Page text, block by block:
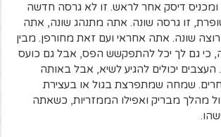
דיסק אחר לראש. זו לא גרסה חדשה
זו גרסה שונה. אתה מתנהג שונה, אתה
שונה. אתה אחראי ועם זאת מחורפן. מבין
כי גם לך יכל להתפקשש הפס, אבל גם כועס
העצבים יכולים להגיע לשיא, אבל באותה
שמחה שמתפרצת בגול או בעצירת
מהלך מבריק ואפילו הממזריות, כשאתה